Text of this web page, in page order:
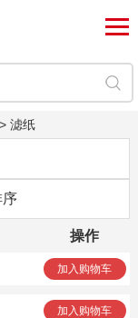
> 滤纸
操作
加入购物车
加入购物车